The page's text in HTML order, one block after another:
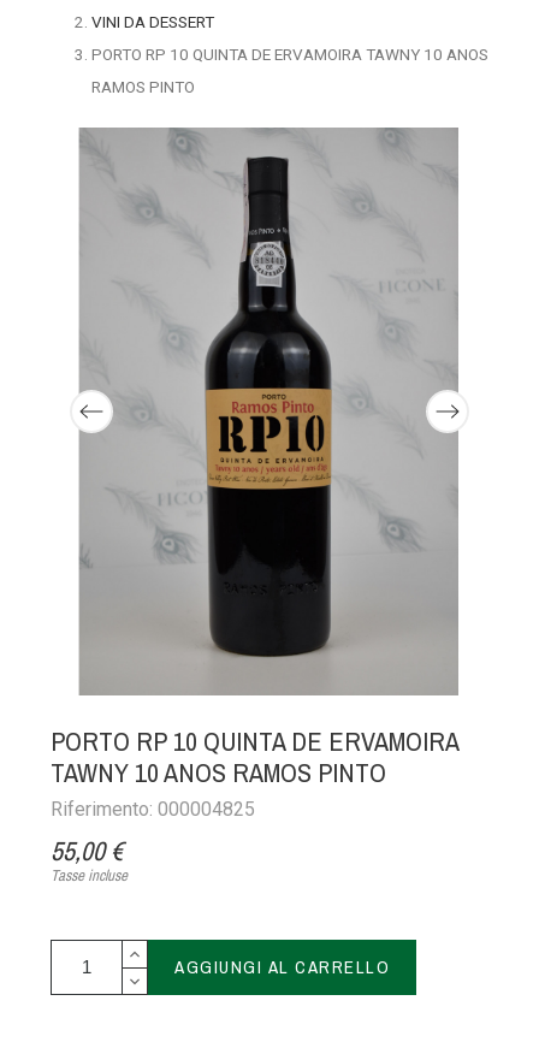
VINI DA DESSERT
PORTO RP 10 QUINTA DE ERVAMOIRA TAWNY 10 ANOS
RAMOS PINTO
PORTO RP 10 QUINTA DE ERVAMOIRA
TAWNY 10 ANOS RAMOS PINTO
Riferimento: 000004825
55,00 €
Tasse incluse
AGGIUNGI AL CARRELLO